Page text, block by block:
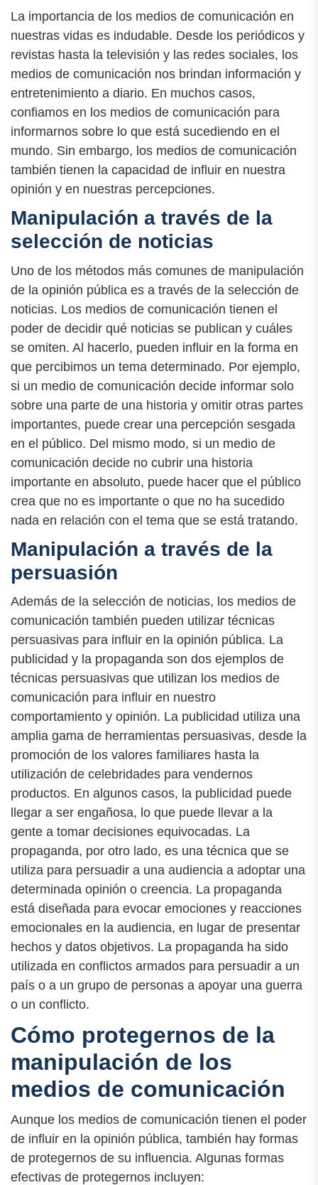
La importancia de los medios de comunicación en
nuestras vidas es indudable. Desde los periódicos y
revistas hasta la televisión y las redes sociales, los
medios de comunicación nos brindan información y
entretenimiento a diario. En muchos casos,
confiamos en los medios de comunicación para
informarnos sobre lo que está sucediendo en el
mundo. Sin embargo, los medios de comunicación
también tienen la capacidad de influir en nuestra
opinión y en nuestras percepciones.
Manipulación a través de la
selección de noticias
Uno de los métodos más comunes de manipulación
de la opinión pública es a través de la selección de
noticias. Los medios de comunicación tienen el
poder de decidir qué noticias se publican y cuáles
se omiten. Al hacerlo, pueden influir en la forma en
que percibimos un tema determinado. Por ejemplo,
si un medio de comunicación decide informar solo
sobre una parte de una historia y omitir otras partes
importantes, puede crear una percepción sesgada
en el público. Del mismo modo, si un medio de
comunicación decide no cubrir una historia
importante en absoluto, puede hacer que el público
crea que no es importante o que no ha sucedido
nada en relación con el tema que se está tratando.
Manipulación a través de la
persuasión
Además de la selección de noticias, los medios de
comunicación también pueden utilizar técnicas
persuasivas para influir en la opinión pública. La
publicidad y la propaganda son dos ejemplos de
técnicas persuasivas que utilizan los medios de
comunicación para influir en nuestro
comportamiento y opinión. La publicidad utiliza una
amplia gama de herramientas persuasivas, desde la
promoción de los valores familiares hasta la
utilización de celebridades para vendernos
productos. En algunos casos, la publicidad puede
llegar a ser engañosa, lo que puede llevar a la
gente a tomar decisiones equivocadas. La
propaganda, por otro lado, es una técnica que se
utiliza para persuadir a una audiencia a adoptar una
determinada opinión o creencia. La propaganda
está diseñada para evocar emociones y reacciones
emocionales en la audiencia, en lugar de presentar
hechos y datos objetivos. La propaganda ha sido
utilizada en conflictos armados para persuadir a un
país o a un grupo de personas a apoyar una guerra
o un conflicto.
Cómo protegernos de la
manipulación de los
medios de comunicación
Aunque los medios de comunicación tienen el poder
de influir en la opinión pública, también hay formas
de protegernos de su influencia. Algunas formas
efectivas de protegernos incluyen: